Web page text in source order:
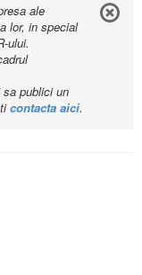
ale
lor, in special
ului.
publici un
contacta aici.